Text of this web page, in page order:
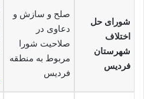
شورای حل
اختلاف
شهرستان
فردیس
صلح و سازش و
دعاوی در
صلاحیت شورا
مربوط به منطقه
فردیس